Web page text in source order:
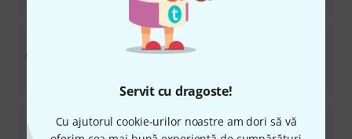
Servit cu dragoste!
Cu ajutorul cookie-urilor noastre am dori să vă
Blackmagic Design
2
8.790 lei
Blackmagic DesignMultiView 4
4